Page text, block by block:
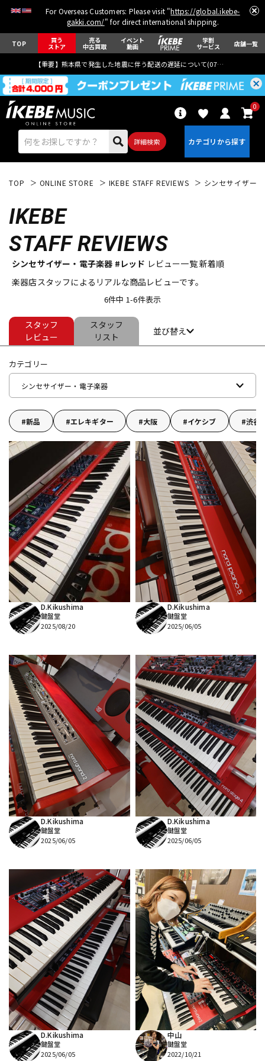
For Overseas Customers: Please visit "https://global.ikebe-
gakki.com/" for direct international shipping.
TOP 買う
ストア
売る
中古買取
イベント
動画
学割
サービス 店舗一覧
【重要】熊本県で発生した地震に伴う配送の遅延について(07月29日
詳細検索
0
エレキギター
ベース ウクレレ
ドラム パーカッション
管楽器 その他楽器
アンプ エフェクター
DJ機器 DTM
DTM オンライン納品 レコーディング機器
配信/ライブ機器 楽器アクセサリ
中古 ヴィンテージ
TOP ONLINE STORE IKEBE STAFF REVIEWS シンセサイザー
IKEBE
STAFF REVIEWS
シンセサイザー・電子楽器 #レッド レビュー一覧 新着順
楽器店スタッフによるリアルな商品レビューです。
6件中 1-6件表示
スタッフ
レビュー
スタッフ
リスト
並び替え
カテゴリー
シンセサイザー・電子楽器
新品 エレキギター 大阪 イケシブ 渋谷
D.Kikushima
鍵盤堂
2025/08/20
D.Kikushima
鍵盤堂
2025/06/05
D.Kikushima
鍵盤堂
2025/06/05
D.Kikushima
鍵盤堂
2025/06/05
D.Kikushima
鍵盤堂
2025/06/05
中山
鍵盤堂
2022/10/21